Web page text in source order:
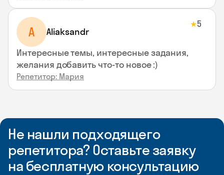
A Aliaksandr
★5
Интересные темы, интересные задания,
желания добавить что-то новое :)
Репетитор: Мария
Не нашли подходящего
репетитора? Оставьте заявку
на бесплатную консультацию